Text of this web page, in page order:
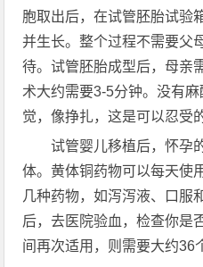
胞取出后，在试管胚胎试验
并生长。整个过程不需要父
待。试管胚胎成型后，母亲
术大约需要3-5分钟。没有
觉，像挣扎，这是可以忍受
试管婴儿移植后，怀孕
体。黄体铜药物可以每天使
几种药物，如泻泻液、口服
后，去医院验血，检查你是
间再次适用，则需要大约36